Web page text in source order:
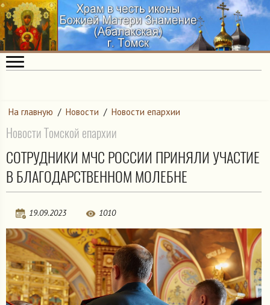
На главную / Новости / Новости епархии
Новости Томской епархии
СОТРУДНИКИ МЧС РОССИИ ПРИНЯЛИ УЧАСТИЕ
В БЛАГОДАРСТВЕННОМ МОЛЕБНЕ
19.09.2023 1010